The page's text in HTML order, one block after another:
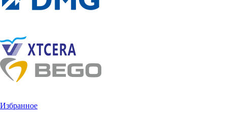
Избранное